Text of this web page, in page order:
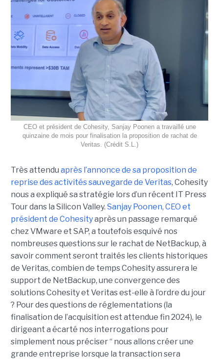
CEO et président de Cohesity, Sanjay Poonen a travaillé une
quinzaine de mois pour finalisation la proposition de rachat de
Veritas. (Crédit S.L.)
Très attendu après l’annonce de sa proposition de
reprise des activités sauvegarde de Veritas, Cohesity
nous a expliqué sa stratégie lors d’un récent IT Press
Tour dans la Silicon Valley. Sanjay Poonen, CEO et
président de Cohesityaprès un passage remarqué
chez VMware et SAP, a toutefois esquivé nos
nombreuses questions sur le rachat de NetBackup, à
savoir comment seront traités les clients historiques
de Veritas, combien de temps Cohesity assurera le
support de NetBackup, une convergence des
solutions Cohesity et Veritas est-elle à l’ordre du jour
? Pour des questions de réglementations (la
finalisation de l’acquisition est attendue fin 2024), le
dirigeant a écarté nos interrogations pour
simplement nous préciser “ nous allons créer une
grande entreprise lorsque la transaction sera